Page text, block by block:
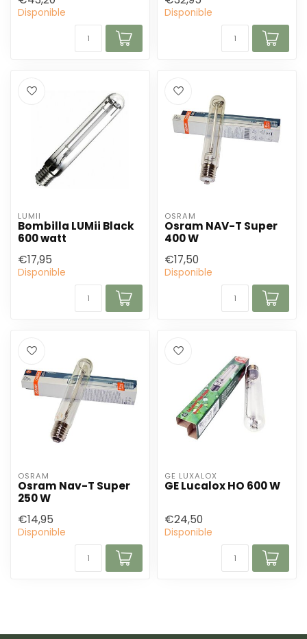
Disponible Disponible
LUMII
Bombilla LUMii Black
600 watt
€17,95
Disponible
OSRAM
Osram NAV-T Super
400 W
€17,50
Disponible
OSRAM
Osram Nav-T Super
250 W
€14,95
Disponible
GE LUXALOX
GE Lucalox HO 600 W
€24,50
Disponible